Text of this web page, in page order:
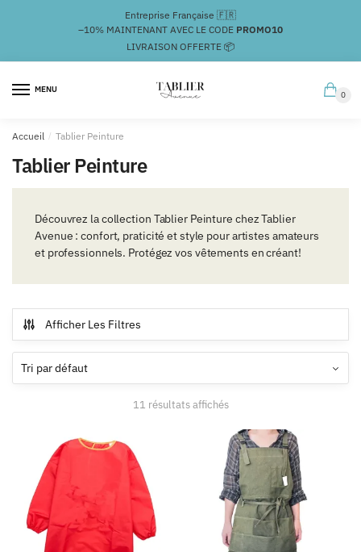
navigation
Entreprise Française 🇫🇷
–10% MAINTENANT AVEC LE CODE PROMO10
LIVRAISON OFFERTE 📦
MENU
0
Accueil / Tablier Peinture
Tablier Peinture
Découvrez la collection Tablier Peinture chez Tablier
Avenue : confort, praticité et style pour artistes amateurs
et professionnels. Protégez vos vêtements en créant!
Afficher Les Filtres
11 résultats affichés